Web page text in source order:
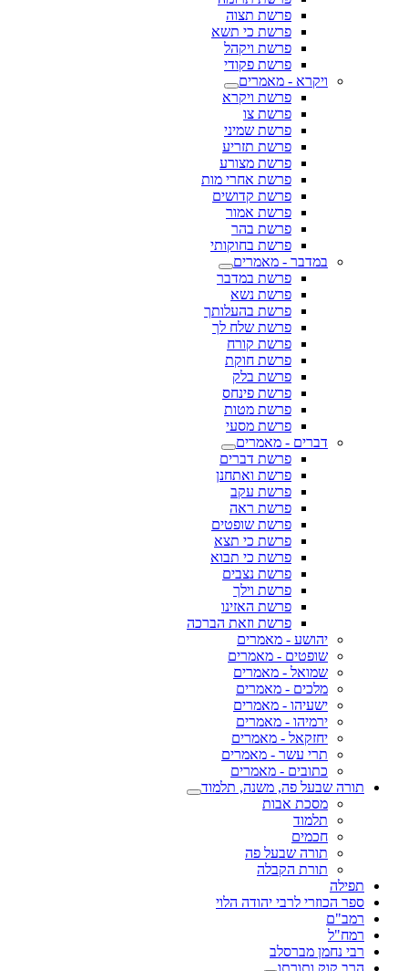
פרשת תצוה
פרשת כי תשא
פרשת ויקהל
פרשת פקודי
ויקרא - מאמרים
פרשת ויקרא
פרשת צו
פרשת שמיני
פרשת תזריע
פרשת מצורע
פרשת אחרי מות
פרשת קדושים
פרשת אמור
פרשת בהר
פרשת בחוקותי
במדבר - מאמרים
פרשת במדבר
פרשת נשא
פרשת בהעלותך
פרשת שלח לך
פרשת קורח
פרשת חוקת
פרשת בלק
פרשת פינחס
פרשת מטות
פרשת מסעי
דברים - מאמרים
פרשת דברים
פרשת ואתחנן
פרשת עקב
פרשת ראה
פרשת שופטים
פרשת כי תצא
פרשת כי תבוא
פרשת נצבים
פרשת וילך
פרשת האזינו
פרשת וזאת הברכה
יהושע - מאמרים
שופטים - מאמרים
שמואל - מאמרים
מלכים - מאמרים
ישעיהו - מאמרים
ירמיהו - מאמרים
יחזקאל - מאמרים
תרי עשר - מאמרים
כתובים - מאמרים
תורה שבעל פה, משנה, תלמוד
מסכת אבות
תלמוד
חכמים
תורה שבעל פה
תורת הקבלה
תפילה
ספר הכוזרי לרבי יהודה הלוי
רמב"ם
רמח"ל
רבי נחמן מברסלב